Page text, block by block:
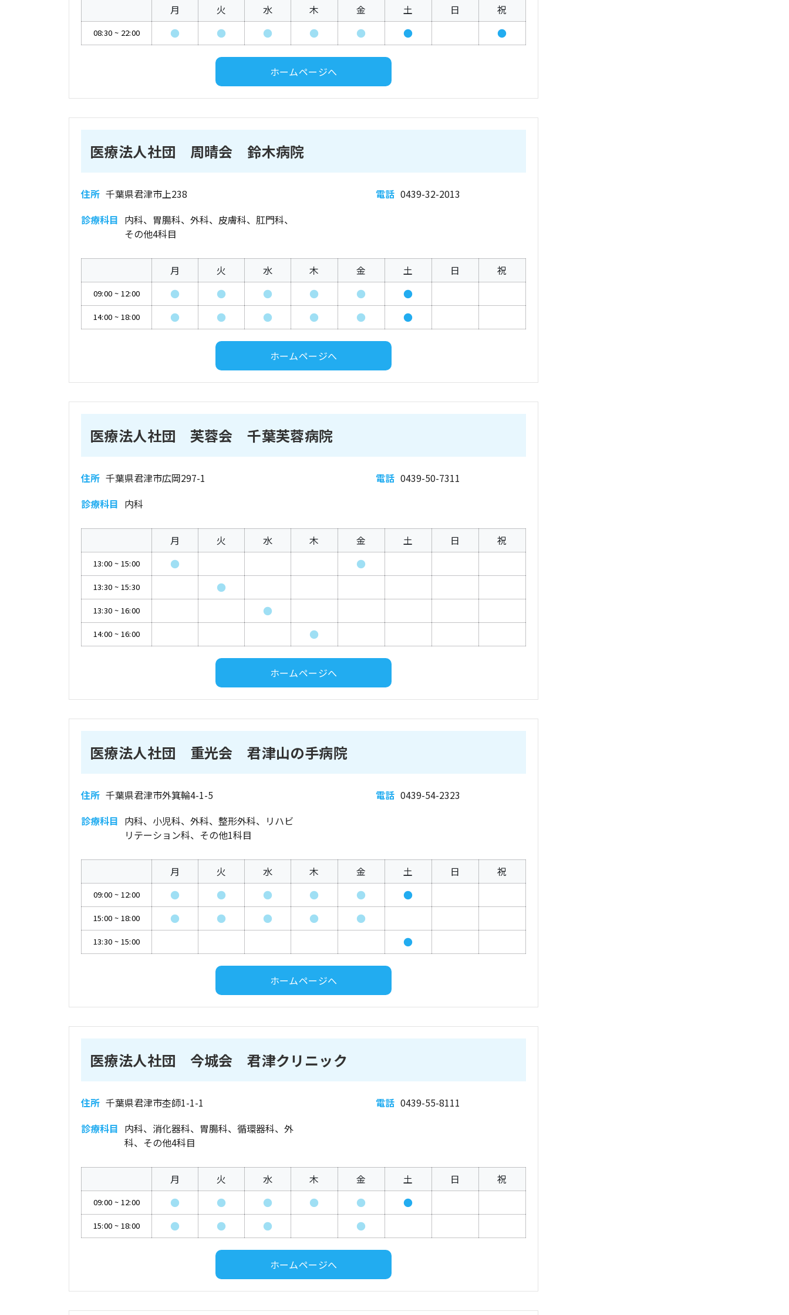
月 火 水 木 金 土 日 祝
08:30 ~ 22:00 ● ● ● ● ● ● ●
ホームページへ
医療法人社団 周晴会 鈴木病院
住所 千葉県君津市上238 電話 0439-32-2013
診療科目 内科、胃腸科、外科、皮膚科、肛門科、
その他4科目
月 火 水 木 金 土 日 祝
09:00 ~ 12:00 ● ● ● ● ● ●
14:00 ~ 18:00 ● ● ● ● ● ●
ホームページへ
医療法人社団 芙蓉会 千葉芙蓉病院
住所 千葉県君津市広岡297-1 電話 0439-50-7311
診療科目 内科
月 火 水 木 金 土 日 祝
13:00 ~ 15:00 ● ●
13:30 ~ 15:30 ●
13:30 ~ 16:00 ●
14:00 ~ 16:00 ●
ホームページへ
医療法人社団 重光会 君津山の手病院
住所 千葉県君津市外箕輪4-1-5 電話 0439-54-2323
診療科目 内科、小児科、外科、整形外科、リハビ
リテーション科、その他1科目
月 火 水 木 金 土 日 祝
09:00 ~ 12:00 ● ● ● ● ● ●
15:00 ~ 18:00 ● ● ● ● ●
13:30 ~ 15:00 ●
ホームページへ
医療法人社団 今城会 君津クリニック
住所 千葉県君津市杢師1-1-1 電話 0439-55-8111
診療科目 内科、消化器科、胃腸科、循環器科、外
科、その他4科目
月 火 水 木 金 土 日 祝
09:00 ~ 12:00 ● ● ● ● ● ●
15:00 ~ 18:00 ● ● ● ●
ホームページへ